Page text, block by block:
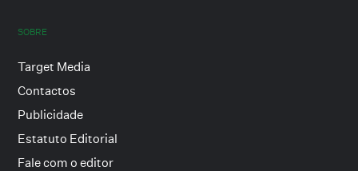
SOBRE
Target Media
Contactos
Publicidade
Estatuto Editorial
Fale com o editor